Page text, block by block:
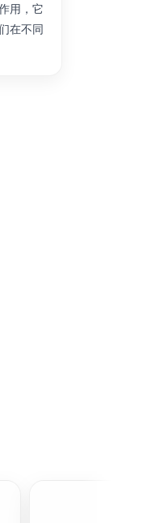
用，它
在不同